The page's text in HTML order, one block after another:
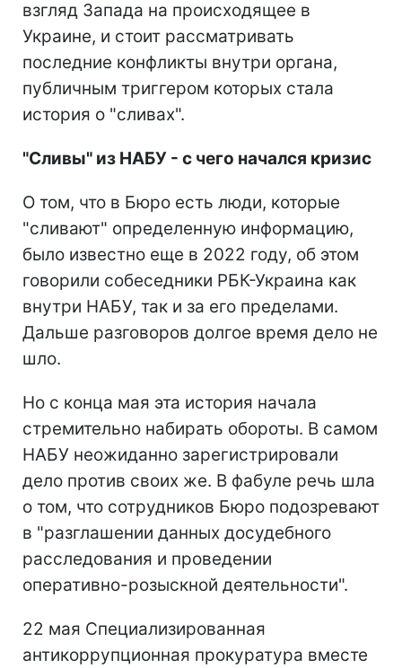
взгляд Запада на происходящее в
Украине, и стоит рассматривать
последние конфликты внутри органа,
публичным триггером которых стала
история о "сливах".
"Сливы" из НАБУ - с чего начался кризис
О том, что в Бюро есть люди, которые
"сливают" определенную информацию,
было известно еще в 2022 году, об этом
говорили собеседники РБК-Украина как
внутри НАБУ, так и за его пределами.
Дальше разговоров долгое время дело не
шло.
Но с конца мая эта история начала
стремительно набирать обороты. В самом
НАБУ неожиданно зарегистрировали
дело против своих же. В фабуле речь шла
о том, что сотрудников Бюро подозревают
в "разглашении данных досудебного
расследования и проведении
оперативно-розыскной деятельности".
22 мая Специализированная
антикоррупционная прокуратура вместе